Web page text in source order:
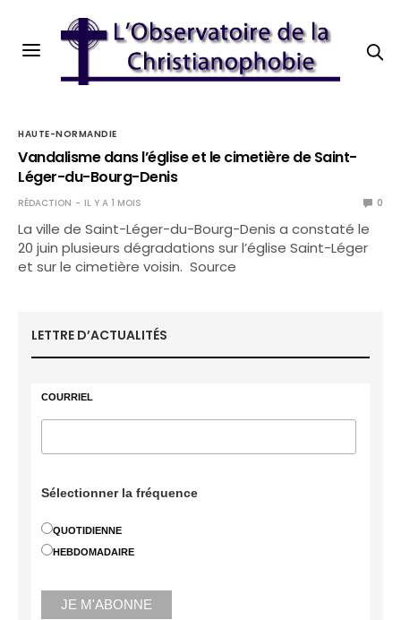
HAUTE-NORMANDIE
Vandalisme dans l’église et le cimetière de Saint-
Léger-du-Bourg-Denis
RÉDACTION IL Y A 1 MOIS 0
La ville de Saint-Léger-du-Bourg-Denis a constaté le
20 juin plusieurs dégradations sur l’église Saint-Léger
et sur le cimetière voisin. Source
LETTRE D’ACTUALITÉS
COURRIEL
Sélectionner la fréquence
QUOTIDIENNE
HEBDOMADAIRE